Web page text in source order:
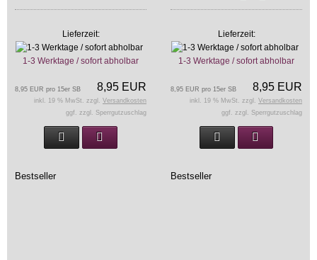
Lieferzeit:
1-3 Werktage / sofort abholbar
8,95 EUR
8,95 EUR pro 15er SB
inkl. 19 % MwSt. zzgl. Versandkosten
ggf. zzgl. Sperrgutzuschlag
Lieferzeit:
1-3 Werktage / sofort abholbar
8,95 EUR
8,95 EUR pro 15er SB
inkl. 19 % MwSt. zzgl. Versandkosten
ggf. zzgl. Sperrgutzuschlag
Bestseller Bestseller